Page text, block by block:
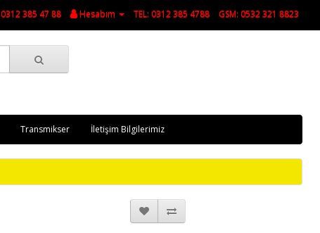
0312 385 47 88 Hesabım TEL: 0312 385 4788 GSM: 0532 321 8823
Transmikser İletişim Bilgilerimiz